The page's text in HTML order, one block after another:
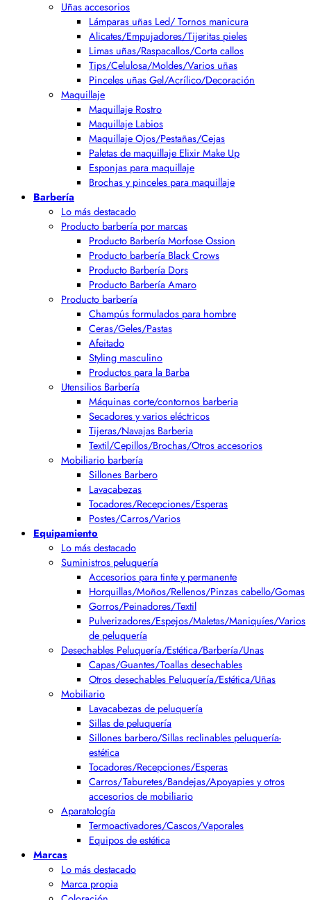
Uñas accesorios
Lámparas uñas Led/ Tornos manicura
Alicates/Empujadores/Tijeritas pieles
Limas uñas/Raspacallos/Corta callos
Tips/Celulosa/Moldes/Varios uñas
Pinceles uñas Gel/Acrílico/Decoración
Maquillaje
Maquillaje Rostro
Maquillaje Labios
Maquillaje Ojos/Pestañas/Cejas
Paletas de maquillaje Elixir Make Up
Esponjas para maquillaje
Brochas y pinceles para maquillaje
Barbería
Lo más destacado
Producto barbería por marcas
Producto Barbería Morfose Ossion
Producto barbería Black Crows
Producto Barbería Dors
Producto Barbería Amaro
Producto barbería
Champús formulados para hombre
Ceras/Geles/Pastas
Afeitado
Styling masculino
Productos para la Barba
Utensilios Barbería
Máquinas corte/contornos barberia
Secadores y varios eléctricos
Tijeras/Navajas Barberia
Textil/Cepillos/Brochas/Otros accesorios
Mobiliario barbería
Sillones Barbero
Lavacabezas
Tocadores/Recepciones/Esperas
Postes/Carros/Varios
Equipamiento
Lo más destacado
Suministros peluquería
Accesorios para tinte y permanente
Horquillas/Moños/Rellenos/Pinzas cabello/Gomas
Gorros/Peinadores/Textil
Pulverizadores/Espejos/Maletas/Maniquíes/Varios
de peluquería
Desechables Peluquería/Estética/Barbería/Unas
Capas/Guantes/Toallas desechables
Otros desechables Peluquería/Estética/Uñas
Mobiliario
Lavacabezas de peluquería
Sillas de peluquería
Sillones barbero/Sillas reclinables peluquería-
estética
Tocadores/Recepciones/Esperas
Carros/Taburetes/Bandejas/Apoyapies y otros
accesorios de mobiliario
Aparatología
Termoactivadores/Cascos/Vaporales
Equipos de estética
Marcas
Lo más destacado
Marca propia